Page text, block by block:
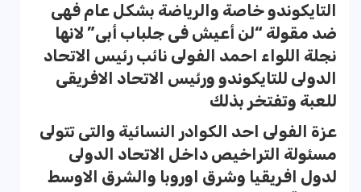
التايكوندو خاصة والرياضة بشكل عام فهى
ضد مقولة “لن أعيش فى جلباب أبى” لانها
نجلة اللواء احمد الفولى نائب رئيس الاتحاد
الدولى للتايكوندو ورئيس الاتحاد الافريقى
للعبة وتفتخر بذلك
عزة الفولى احد الكوادر النسائية والتى تتولى
مسئولة التراخيص داخل الاتحاد الدولى
لدول افريقيا وشرق اوروبا والشرق الاوسط